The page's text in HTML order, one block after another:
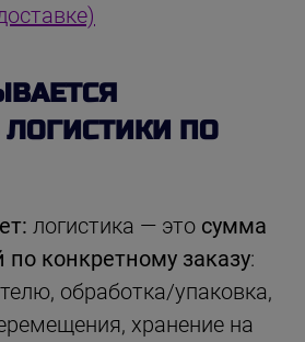
ПО
логистика — это сумма
по конкретному заказу:
обработка/упаковка,
хранение на